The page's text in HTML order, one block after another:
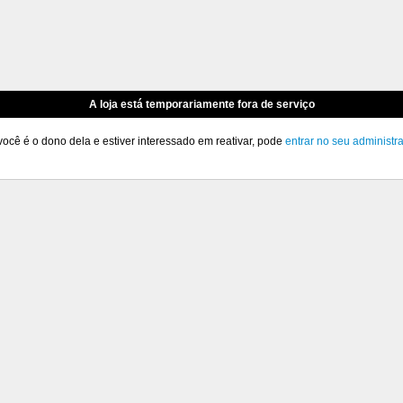
A loja está temporariamente fora de serviço
é o dono dela e estiver interessado em reativar, pode entrar no seu